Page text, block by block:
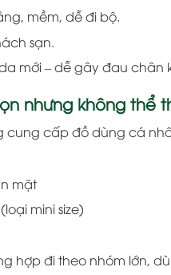
mềm, dễ đi bộ.
sạn.
mới – dễ gây đau chân
nhưng không thể
cung cấp đồ dùng cá
mặt
mini size)
hợp đi theo nhóm lớn,